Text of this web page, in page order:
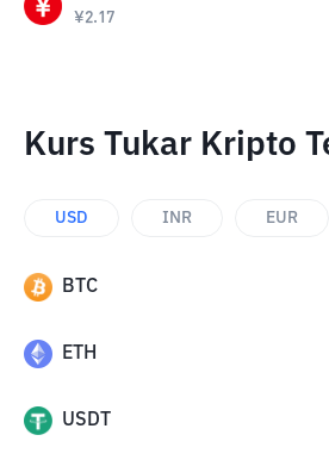
¥2.17
Kurs Tukar Kripto
USD INR EUR
BTC
ETH
USDT